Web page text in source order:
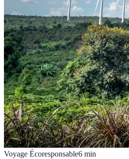
Voyage Écoresponsable6 min